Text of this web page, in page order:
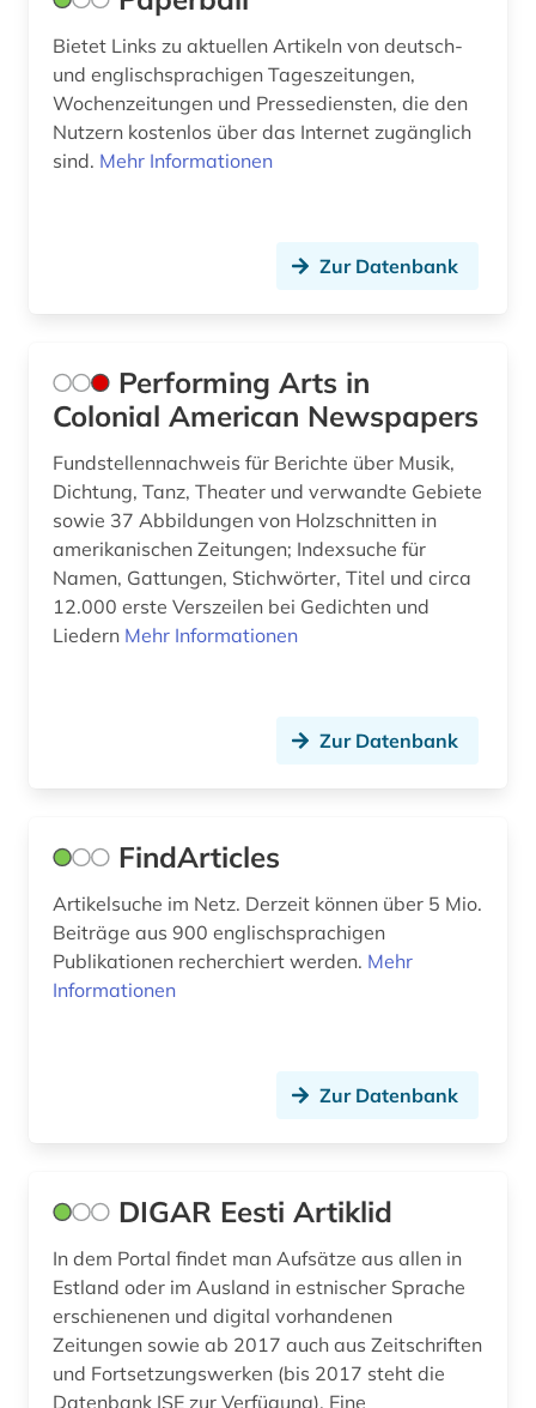
Bietet Links zu aktuellen Artikeln von deutsch-
und englischsprachigen Tageszeitungen,
Wochenzeitungen und Pressediensten, die den
Nutzern kostenlos über das Internet zugänglich
sind. Mehr Informationen
Zur Datenbank
Performing Arts in
Colonial American Newspapers
Fundstellennachweis für Berichte über Musik,
Dichtung, Tanz, Theater und verwandte Gebiete
sowie 37 Abbildungen von Holzschnitten in
amerikanischen Zeitungen; Indexsuche für
Namen, Gattungen, Stichwörter, Titel und circa
12.000 erste Verszeilen bei Gedichten und
Liedern Mehr Informationen
Zur Datenbank
FindArticles
Artikelsuche im Netz. Derzeit können über 5 Mio.
Beiträge aus 900 englischsprachigen
Publikationen recherchiert werden. Mehr
Informationen
Zur Datenbank
DIGAR Eesti Artiklid
In dem Portal findet man Aufsätze aus allen in
Estland oder im Ausland in estnischer Sprache
erschienenen und digital vorhandenen
Zeitungen sowie ab 2017 auch aus Zeitschriften
und Fortsetzungswerken (bis 2017 steht die
Datenbank ISE zur Verfügung). Eine